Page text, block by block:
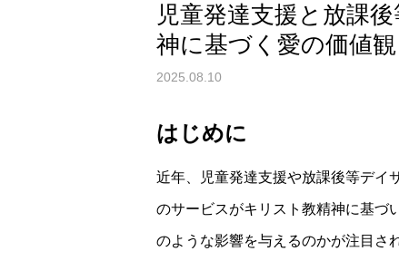
児童発達支援と放課
神に基づく愛の価値
2025.08.10
はじめに
近年、児童発達支援や放課後等デイ
のサービスがキリスト教精神に基づ
のような影響を与えるのかが注目さ